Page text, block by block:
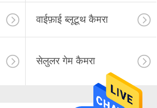
वाईफ़ाई ब्लूटूथ कैमरा
सेलुलर गेम कैमरा